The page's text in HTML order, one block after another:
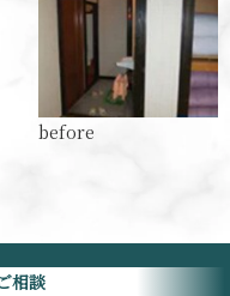
相談